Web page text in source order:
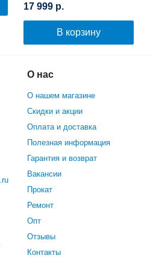
17 999 р.
В корзину
О нас
О нашем магазине
Скидки и акции
Оплата и доставка
Полезная информация
Гарантия и возврат
Вакансии
Прокат
Ремонт
Опт
Отзывы
Контакты